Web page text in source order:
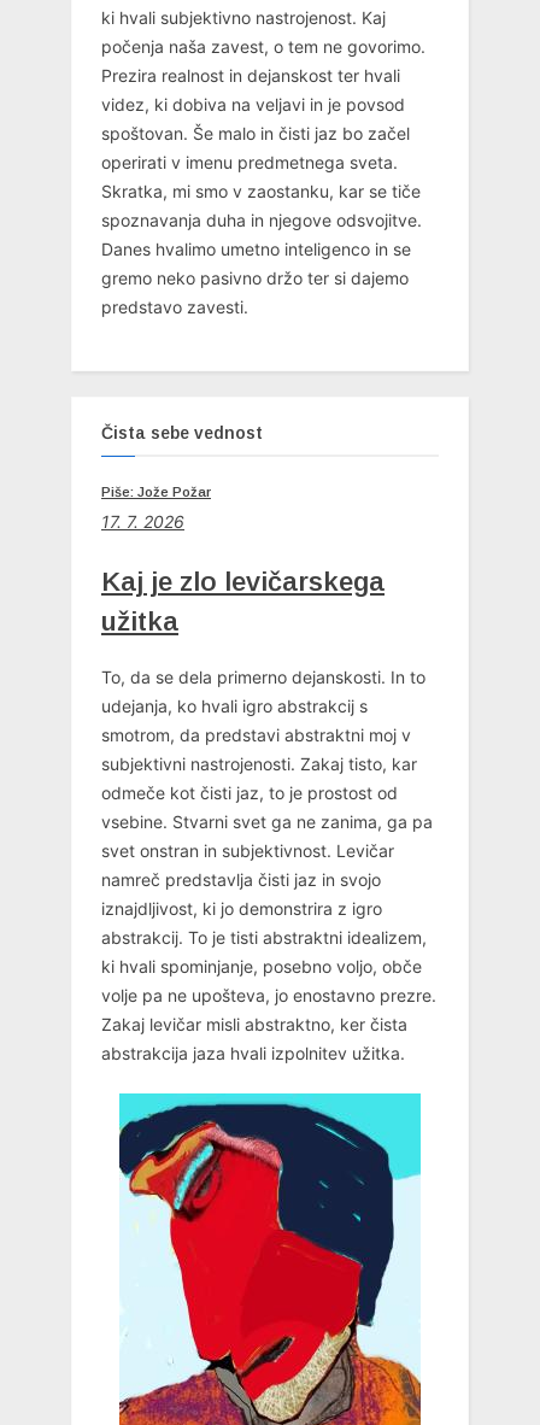
ki hvali subjektivno nastrojenost. Kaj
počenja naša zavest, o tem ne govorimo.
Prezira realnost in dejanskost ter hvali
videz, ki dobiva na veljavi in je povsod
spoštovan. Še malo in čisti jaz bo začel
operirati v imenu predmetnega sveta.
Skratka, mi smo v zaostanku, kar se tiče
spoznavanja duha in njegove odsvojitve.
Danes hvalimo umetno inteligenco in se
gremo neko pasivno držo ter si dajemo
predstavo zavesti.
Čista sebe vednost
Piše: Jože Požar
17. 7. 2026
Kaj je zlo levičarskega
užitka
To, da se dela primerno dejanskosti. In to
udejanja, ko hvali igro abstrakcij s
smotrom, da predstavi abstraktni moj v
subjektivni nastrojenosti. Zakaj tisto, kar
odmeče kot čisti jaz, to je prostost od
vsebine. Stvarni svet ga ne zanima, ga pa
svet onstran in subjektivnost. Levičar
namreč predstavlja čisti jaz in svojo
iznajdljivost, ki jo demonstrira z igro
abstrakcij. To je tisti abstraktni idealizem,
ki hvali spominjanje, posebno voljo, obče
volje pa ne upošteva, jo enostavno prezre.
Zakaj levičar misli abstraktno, ker čista
abstrakcija jaza hvali izpolnitev užitka.